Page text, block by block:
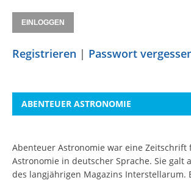
Registrieren | Passwort
ABENTEUER ASTRONOMIE
Abenteuer Astronomie war eine Zeitschrift
Astronomie in deutscher Sprache. Sie galt
des langjährigen Magazins Interstellarum.